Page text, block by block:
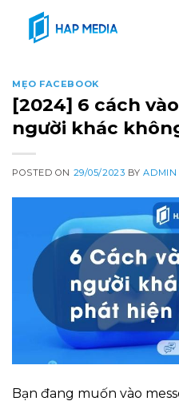
content
MẸO FACEBOOK
[2024] 6 cách
người khác
POSTED ON 29/05/2023 BYADMIN
Bạn đang muốn vào